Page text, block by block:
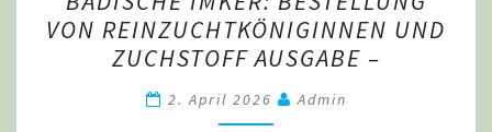
LANDESVERBAND
BADISCHE
IMKER:
BESTELLUNG
VON
VON REINZUCHTKÖNIGINNEN UND
ZUCHSTOFF AUSGABE –
2. April 2026 Admin